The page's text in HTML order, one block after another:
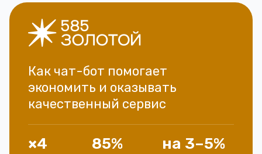
Как чат-бот помогает
экономить и оказывать
качественный сервис
×4 85% на 3–5%